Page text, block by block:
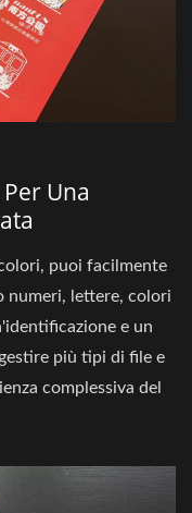
Una
puoi facilmente
numeri, lettere, colori
e un
più tipi di file e
complessiva del